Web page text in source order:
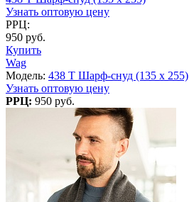
Узнать оптовую цену
РРЦ:
950 руб.
Купить
Wag
Модель: 438 T Шарф-снуд (135 x 255)
Узнать оптовую цену
РРЦ: 950 руб.